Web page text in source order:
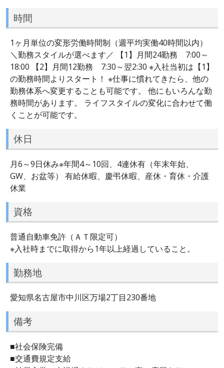
時間
1ヶ月単位の変形労働時間制（週平均実働40時間以内）
＼勤務スタイルが選べます／ 【1】月間24勤務 7:00～
18:00 【2】月間12勤務 7:30～翌2:30 ※入社当初は【1】
の勤務時間よりスタート！ ※仕事に慣れてきたら、他の
勤務体系へ変更することも可能です。 他にもいろんな勤
務時間があります。 ライフスタイルの変化に合わせて働
くことが可能です。
休日
月6～9日休み※年間4～10回、4連休有（年末年始、
GW、お盆等） 有給休暇、慶弔休暇、産休・育休・介護
休業
資格
普通自動車免許（ＡＴ限定可）
※入社時までに取得から1年以上経過していること。
勤務地
愛知県名古屋市中川区万場2丁目230番地
備考
■社会保険完備
■交通費規定支給